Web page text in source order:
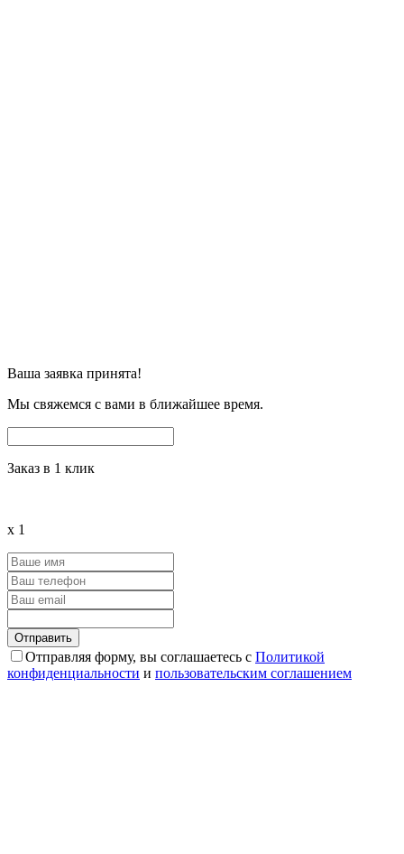
Ваша заявка принята!
Мы свяжемся с вами в ближайшее время.
Заказ в 1 клик
x 1
Отправляя форму, вы соглашаетесь с Политикой
конфиденциальности и пользовательским соглашением